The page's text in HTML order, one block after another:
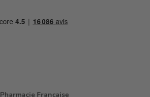
Pharmacie Française